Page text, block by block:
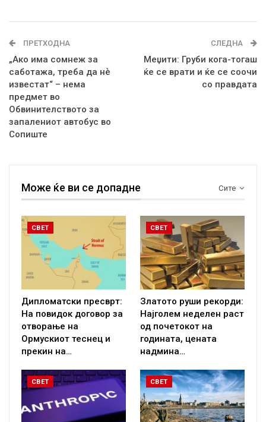
ПРЕТХОДНА
„Ако има сомнеж за
саботажа, треба да нѐ
известат“ – нема
предмет во
Обвинителството за
запалениот автобус во
Сопиште
СЛЕДНА
Меџити: Груби кога-тогаш
ќе се врати и ќе се соочи
со правдата
Сите
Може ќе ви се допадне
СВЕТ
Дипломатски пресврт:
На повидок договор за
отворање на
Ормускиот теснец и
прекин на…
СВЕТ
Златото руши рекорди:
Најголем неделен раст
од почетокот на
годината, цената
надмина…
СВЕТ СВЕТ